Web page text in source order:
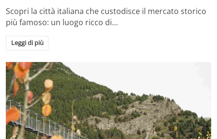
Scopri la città italiana che custodisce il mercato storico
più famoso: un luogo ricco di…
Leggi di più